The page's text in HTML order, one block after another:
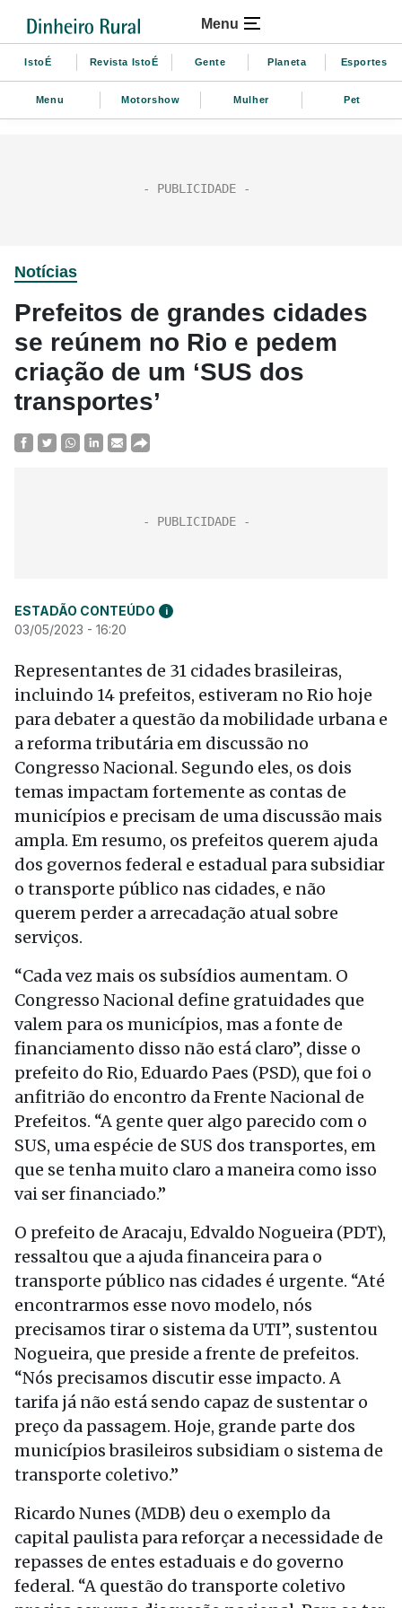
Menu
IstoÉ Revista IstoÉ Gente Planeta Esportes
Menu Motorshow Mulher Pet
Notícias
Prefeitos de grandes cidades
se reúnem no Rio e pedem
criação de um ‘SUS dos
transportes’
ESTADÃO CONTEÚDO i
03/05/2023 - 16:20
Representantes de 31 cidades brasileiras,
incluindo 14 prefeitos, estiveram no Rio hoje
para debater a questão da mobilidade urbana e
a reforma tributária em discussão no
Congresso Nacional. Segundo eles, os dois
temas impactam fortemente as contas de
municípios e precisam de uma discussão mais
ampla. Em resumo, os prefeitos querem ajuda
dos governos federal e estadual para subsidiar
o transporte público nas cidades, e não
querem perder a arrecadação atual sobre
serviços.
“Cada vez mais os subsídios aumentam. O
Congresso Nacional define gratuidades que
valem para os municípios, mas a fonte de
financiamento disso não está claro”, disse o
prefeito do Rio, Eduardo Paes (PSD), que foi o
anfitrião do encontro da Frente Nacional de
Prefeitos. “A gente quer algo parecido com o
SUS, uma espécie de SUS dos transportes, em
que se tenha muito claro a maneira como isso
vai ser financiado.”
O prefeito de Aracaju, Edvaldo Nogueira (PDT),
ressaltou que a ajuda financeira para o
transporte público nas cidades é urgente. “Até
encontrarmos esse novo modelo, nós
precisamos tirar o sistema da UTI”, sustentou
Nogueira, que preside a frente de prefeitos.
“Nós precisamos discutir esse impacto. A
tarifa já não está sendo capaz de sustentar o
preço da passagem. Hoje, grande parte dos
municípios brasileiros subsidiam o sistema de
transporte coletivo.”
Ricardo Nunes (MDB) deu o exemplo da
capital paulista para reforçar a necessidade de
repasses de entes estaduais e do governo
federal. “A questão do transporte coletivo